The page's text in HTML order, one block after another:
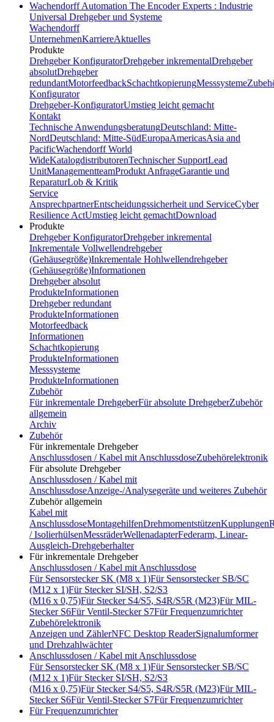
Wachendorff Automation The Encoder Experts : Industrie
Universal Drehgeber und Systeme
Wachendorff
UnternehmenKarriereAktuelles
Produkte
Drehgeber KonfiguratorDrehgeber inkrementalDrehgeber
absolutDrehgeber
redundantMotorfeedbackSchachtkopierungMesssysteme
Konfigurator
Drehgeber-KonfiguratorUmstieg leicht gemacht
Kontakt
Technische AnwendungsberatungDeutschland: Mitte-
NordDeutschland: Mitte-SüdEuropaAmericasAsia and
PacificWachendorff World
WideKatalogdistributorenTechnischer SupportLead
UnitManagementteamProdukt AnfrageGarantie und
ReparaturLob & Kritik
Service
AnsprechpartnerEntscheidungssicherheit und ServiceCyber
Resilience ActUmstieg leicht gemachtDownload
Produkte
Drehgeber KonfiguratorDrehgeber inkremental
Inkrementale Vollwellendrehgeber
(Gehäusegröße)Inkrementale Hohlwellendrehgeber
(Gehäusegröße)Informationen
Drehgeber absolut
ProdukteInformationen
Drehgeber redundant
ProdukteInformationen
Motorfeedback
Informationen
Schachtkopierung
ProdukteInformationen
Messsysteme
ProdukteInformationen
Zubehör
Für inkrementale DrehgeberFür absolute DrehgeberZubehör
allgemein
Archiv
Zubehör
Für inkrementale Drehgeber
Anschlussdosen / Kabel mit AnschlussdoseZubehörelektronik
Für absolute Drehgeber
Anschlussdosen / Kabel mit
AnschlussdoseAnzeige-/Analysegeräte und weiteres Zubehör
Zubehör allgemein
Kabel mit
AnschlussdoseMontagehilfenDrehmomentstützenKupplungen
/ IsolierhülsenMessräderWellenadapterFederarm, Linear-
Ausgleich-Drehgeberhalter
Für inkrementale Drehgeber
Anschlussdosen / Kabel mit Anschlussdose
Für Sensorstecker SK (M8 x 1)Für Sensorstecker SB/SC
(M12 x 1)Für Stecker SI/SH, S2/S3
(M16 x 0,75)Für Stecker S4/S5, S4R/S5R (M23)Für MIL-
Stecker S6Für Ventil-Stecker S7Für Frequenzumrichter
Zubehörelektronik
Anzeigen und ZählerNFC Desktop ReaderSignalumformer
und Drehzahlwächter
Anschlussdosen / Kabel mit Anschlussdose
Für Sensorstecker SK (M8 x 1)Für Sensorstecker SB/SC
(M12 x 1)Für Stecker SI/SH, S2/S3
(M16 x 0,75)Für Stecker S4/S5, S4R/S5R (M23)Für MIL-
Stecker S6Für Ventil-Stecker S7Für Frequenzumrichter
Für Frequenzumrichter